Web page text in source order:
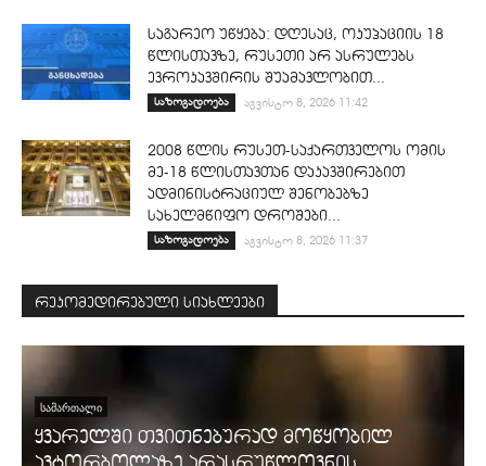
საგარეო უწყება: დღესაც, ოკუპაციის 18
წლისთავზე, რუსეთი არ ასრულებს
ევროკავშირის შუამავლობით...
საზოგადოება აგვისტო 8, 2026 11:42
2008 წლის რუსეთ-საქართველოს ომის
მე-18 წლისთავთან დაკავშირებით
ადმინისტრაციულ შენობებზე
სახელმწიფო დროშები...
საზოგადოება აგვისტო 8, 2026 11:37
რეკომედირებული სიახლეები
ᲡᲐᲛᲐᲠᲗᲐᲚᲘ
ყვარელში თვითნებურად მოწყობილ